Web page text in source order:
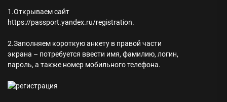
1.Открываем сайт
https://passport.yandex.ru/registration.
2.Заполняем короткую анкету в правой части
экрана – потребуется ввести имя, фамилию, логин,
пароль, а также номер мобильного телефона.